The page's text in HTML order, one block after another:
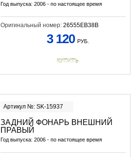
Год выпуска: 2006 - по настоящее время
Оригинальный номер: 26555EB38B
3 120 РУБ.
КУПИТЬ
Артикул №: SK-15937
ЗАДНИЙ ФОНАРЬ ВНЕШНИЙ
ПРАВЫЙ
Год выпуска: 2006 - по настоящее время